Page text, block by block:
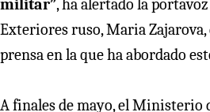
militar”, ha alertado la
Exteriores ruso, Maria
prensa en la que ha abordado
A finales de mayo, el Ministerio